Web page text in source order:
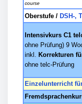
course
Oberstufe / DSH-,
Intensivkurs C1
ohne Prüfung) 9
inkl. Korrekturen
ohne telc-Prüfung
Einzelunterricht